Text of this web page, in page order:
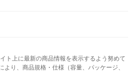
ト上に最新の商品情報を表示するよう努めて
より、商品規格・仕様（容量、パッケージ、